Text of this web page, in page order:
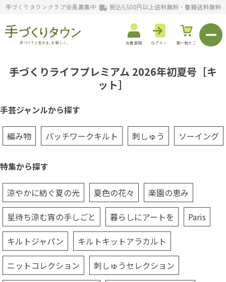
手づくりタウンクラブ会員募集中 税込5,500円以上送料無料・書籍送料無料
会員登録 ログイン 買い物かご
手づくりライフプレミアム 2026年初夏号［キ
ット］
手芸ジャンルから探す
編み物 パッチワークキルト 刺しゅう ソーイング
特集から探す
涼やかに紡ぐ夏の光 夏色の花々
楽園の恵み
星待ち涼む宵の手しごと
暮らしにアートを
Paris
キルトジャパン
キルトキットアラカルト
ニットコレクション
刺しゅうセレクション